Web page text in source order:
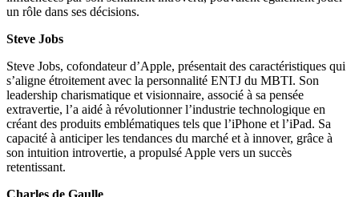
un rôle dans ses décisions.
Steve Jobs
Steve Jobs, cofondateur d’Apple, présentait des caractéristiques qui
s’aligne étroitement avec la personnalité ENTJ du MBTI. Son
leadership charismatique et visionnaire, associé à sa pensée
extravertie, l’a aidé à révolutionner l’industrie technologique en
créant des produits emblématiques tels que l’iPhone et l’iPad. Sa
capacité à anticiper les tendances du marché et à innover, grâce à
son intuition introvertie, a propulsé Apple vers un succès
retentissant.
Charles de Gaulle